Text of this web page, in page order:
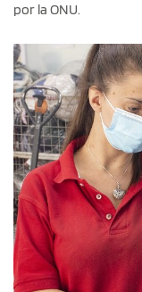
por la ONU.